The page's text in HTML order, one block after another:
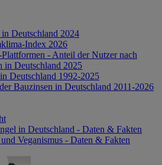
Deutschland 2024
Index 2026
- Anteil der Nutzer nach
in Deutschland 2025
Deutschland 1992-2025
Bauzinsen in Deutschland 2011-2026
in Deutschland - Daten & Fakten
Veganismus - Daten & Fakten